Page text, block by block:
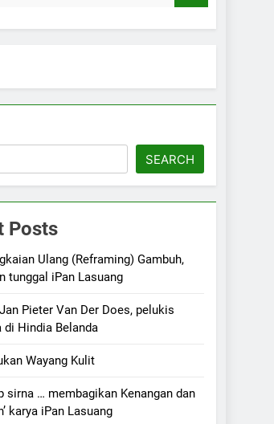
SEARCH
Posts
Ulang (Reframing) Gambuh,
tunggal iPan Lasuang
Pieter Van Der Does, pelukis
di Hindia Belanda
Wayang Kulit
sirna … membagikan Kenangan dan
karya iPan Lasuang